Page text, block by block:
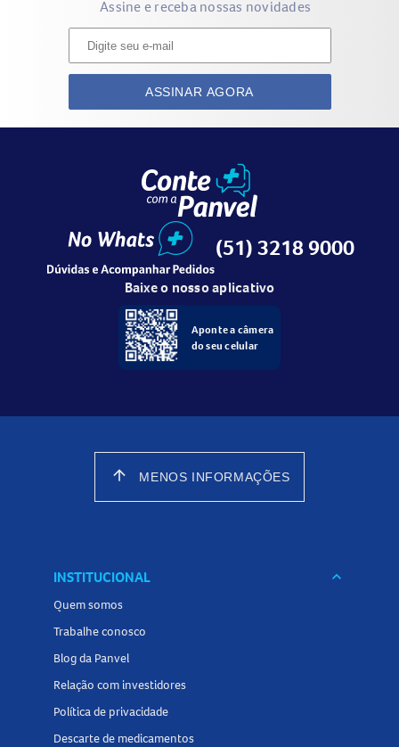
Assine e receba nossas novidades
ASSINAR AGORA
(51) 3218 9000
Baixe o nosso aplicativo
Aponte a câmera
do seu celular
arrow_upward MENOS INFORMAÇÕES
INSTITUCIONAL keyboard_arrow_down
Quem somos
Trabalhe conosco
Blog da Panvel
Relação com investidores
Política de privacidade
Descarte de medicamentos